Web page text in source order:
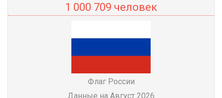
1 000 709 человек
Флаг России
Данные на Август 2026